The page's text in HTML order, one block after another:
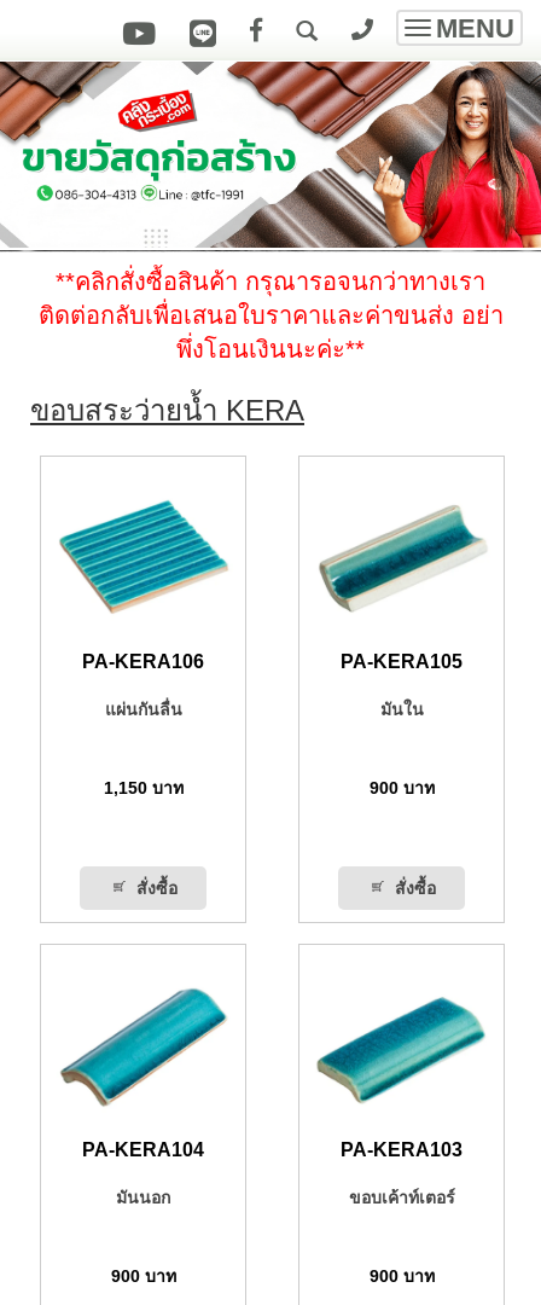
Toggle
MENU
**คลิกสั่งซื้อสินค้า กรุณารอจนกว่าทางเรา
ติดต่อกลับเพื่อเสนอใบราคาและค่าขนส่ง อย่า
พึ่งโอนเงินนะค่ะ**
ขอบสระว่ายน้ำ KERA
PA-KERA106
แผ่นกันลื่น
1,150 บาท
สั่งซื้อ
PA-KERA105
มันใน
900 บาท
สั่งซื้อ
PA-KERA104
มันนอก
900 บาท
PA-KERA103
ขอบเค้าท์เตอร์
900 บาท